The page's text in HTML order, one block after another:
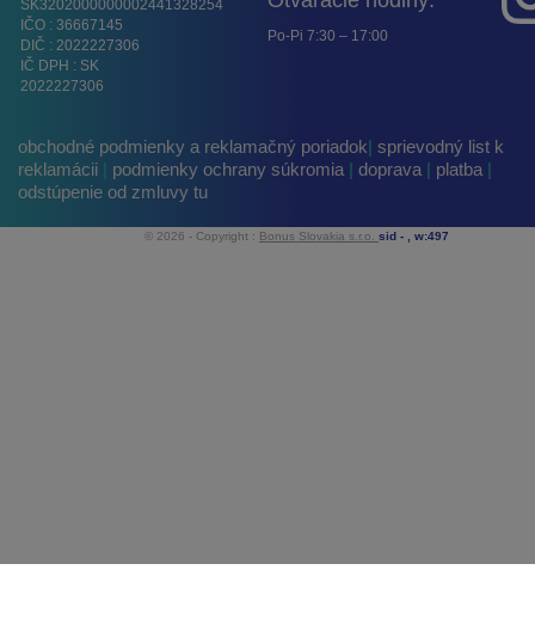
SK3202000000002441328254
IČO : 36667145
DIČ : 2022227306
IČ DPH : SK
2022227306
Po-Pi 7:30 – 17:00
obchodné podmienky a reklamačný poriadok| sprievodný list k
reklamácii
podmienky ochrany súkromia | doprava | platba |
odstúpenie od zmluvy tu
© 2026 - Copyright : Bonus Slovakia s.r.o. sid - , w:497